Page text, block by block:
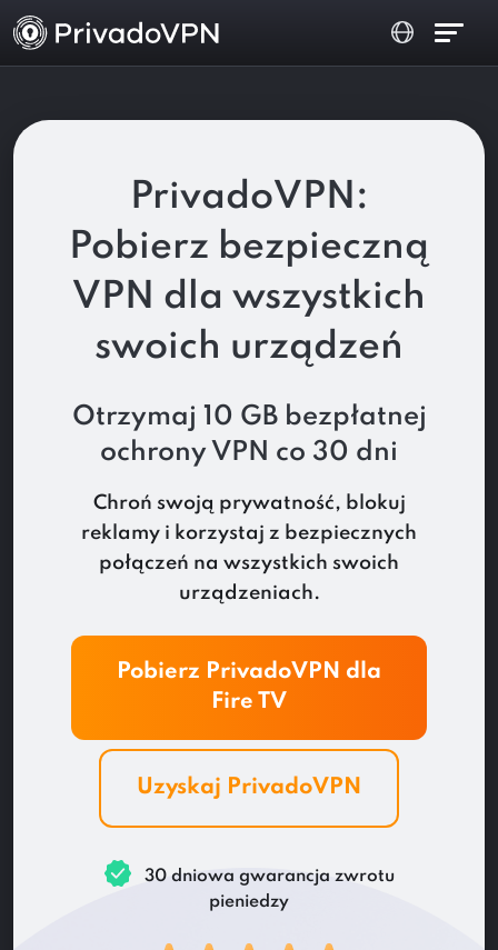
PrivadoVPN:
Pobierz bezpieczną
VPN dla wszystkich
swoich urządzeń
Otrzymaj 10 GB bezpłatnej
ochrony VPN co 30 dni
Chroń swoją prywatność, blokuj
reklamy i korzystaj z bezpiecznych
połączeń na wszystkich swoich
urządzeniach.
Pobierz PrivadoVPN dla
Fire TV
Uzyskaj PrivadoVPN
30 dniowa gwarancja zwrotu
pieniedzy